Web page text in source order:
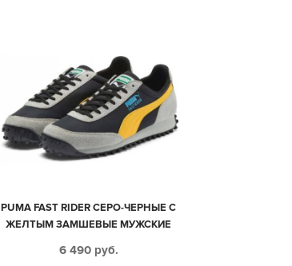
PUMA FAST RIDER СЕРО-ЧЕРНЫЕ С
ЖЕЛТЫМ ЗАМШЕВЫЕ МУЖСКИЕ
6 490 руб.